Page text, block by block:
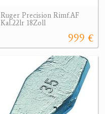
Ruger Precision Rimf.AF
Kal.22lr 18Zoll
999 €